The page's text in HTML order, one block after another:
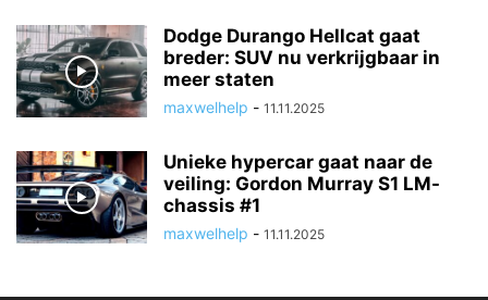
Dodge Durango Hellcat gaat
breder: SUV nu verkrijgbaar in
meer staten
maxwelhelp - 11.11.2025
Unieke hypercar gaat naar de
veiling: Gordon Murray S1 LM-
chassis #1
maxwelhelp - 11.11.2025